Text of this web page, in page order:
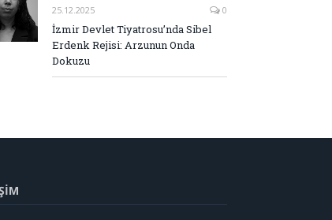
25.12.2025 0
İzmir Devlet Tiyatrosu’nda Sibel
Erdenk Rejisi: Arzunun Onda
Dokuzu